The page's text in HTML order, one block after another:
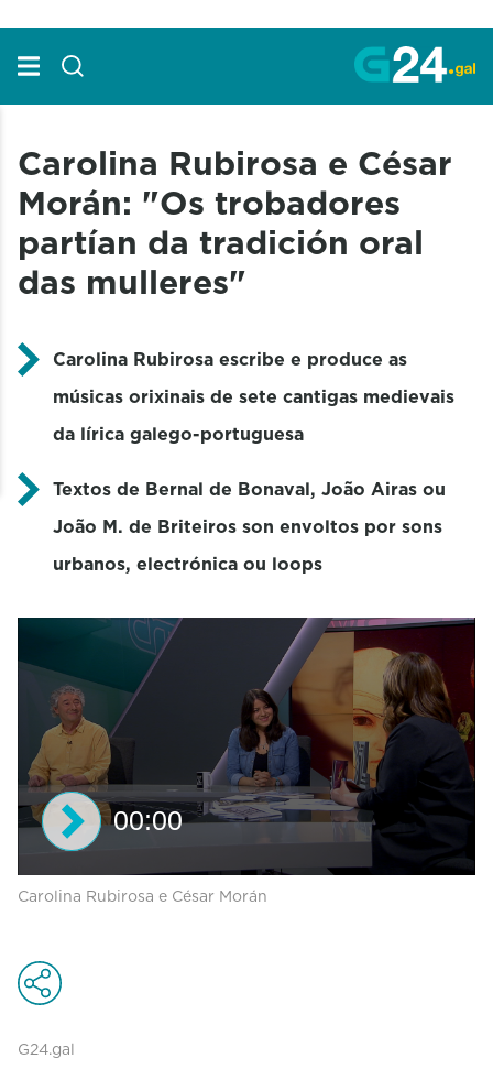
Carolina Rubirosa e César
Morán: "Os trobadores
partían da tradición oral
das mulleres"
Carolina Rubirosa escribe e produce as
músicas orixinais de sete cantigas medievais
da lírica galego-portuguesa
Textos de Bernal de Bonaval, João Airas ou
João M. de Briteiros son envoltos por sons
urbanos, electrónica ou loops
s
o
n
o
00:00
Carolina Rubirosa e César Morán
G24.gal